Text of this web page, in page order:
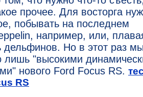
прочее. Для восторга
побывать на последнем
например, или,
дельфинов. Но в этот раз
лишь "высокими
нового Ford Focus RS.
RS